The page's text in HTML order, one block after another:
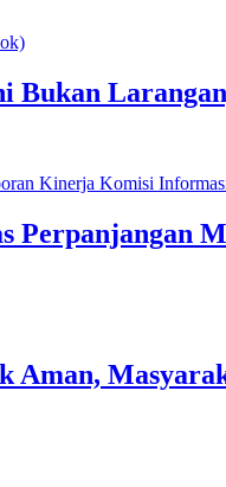
Bukan
Perpanjangan
Aman,